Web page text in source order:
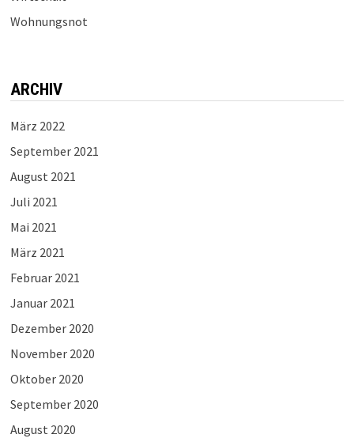
Wohnungsnot
ARCHIV
März 2022
September 2021
August 2021
Juli 2021
Mai 2021
März 2021
Februar 2021
Januar 2021
Dezember 2020
November 2020
Oktober 2020
September 2020
August 2020